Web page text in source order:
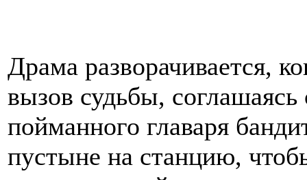
Драма разворачивается,
вызов судьбы, соглашаясь
пойманного главаря
пустыне на станцию,